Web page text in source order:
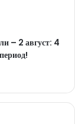
– 2 август: 4